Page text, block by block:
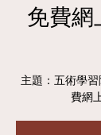
免費網
主題：五術學
費網